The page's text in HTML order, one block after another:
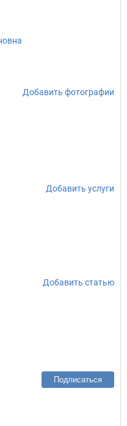
Добавить фотографии
Добавить услуги
Добавить статью
Подписаться